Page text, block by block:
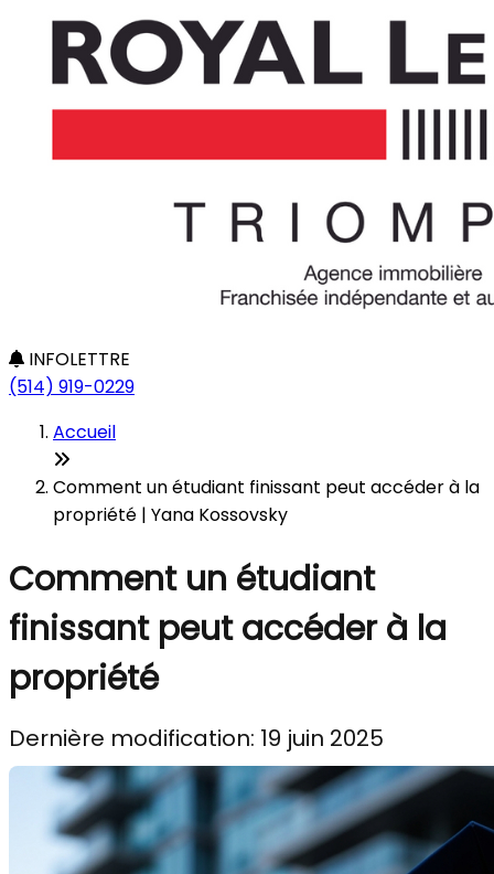
INFOLETTRE
(514) 919-0229
Accueil
Comment un étudiant finissant peut accéder à la
propriété | Yana Kossovsky
Comment un étudiant
finissant peut accéder à la
propriété
Dernière modification: 19 juin 2025